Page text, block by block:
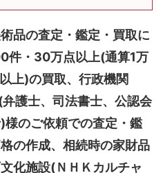
品の査定・鑑定・買取に
件・30万点以上(通算1万
上)の買取、行政機関
護士、司法書士、公認会
のご依頼での査定・鑑
の作成、相続時の家財品
化施設(ＮＨＫカルチャ